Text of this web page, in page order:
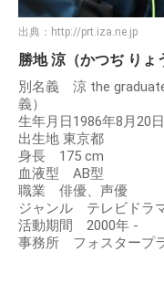
出典： http://prt.iza.ne.jp
勝地 涼（かつぢ りょ
別名義 涼 the
義）
生年月日1986年8月20日
出生地 東京都
身長 175 cm
血液型 AB型
職業 俳優、声優
ジャンル テレビドラ
活動期間 2000年 -
事務所 フォスタープ